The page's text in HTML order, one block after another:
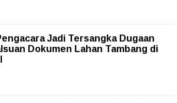
Jadi Tersangka Dugaan
Dokumen Lahan Tambang di